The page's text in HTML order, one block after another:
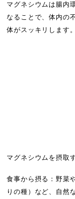
マグネシウムは腸内
なることで、体内の
体がスッキリします。
マグネシウムを摂取
食事から摂る：野菜
りの種）など、自然